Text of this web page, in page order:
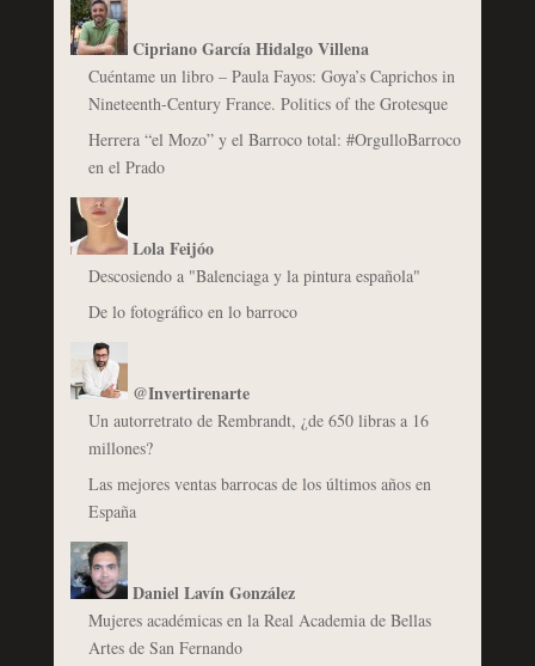
Cipriano García Hidalgo Villena
Cuéntame un libro – Paula Fayos: Goya’s Caprichos in
Nineteenth-Century France. Politics of the Grotesque
Herrera “el Mozo” y el Barroco total: #OrgulloBarroco
en el Prado
Lola Feijóo
Descosiendo a "Balenciaga y la pintura española"
De lo fotográfico en lo barroco
@Invertirenarte
Un autorretrato de Rembrandt, ¿de 650 libras a 16
millones?
Las mejores ventas barrocas de los últimos años en
España
Daniel Lavín González
Mujeres académicas en la Real Academia de Bellas
Artes de San Fernando